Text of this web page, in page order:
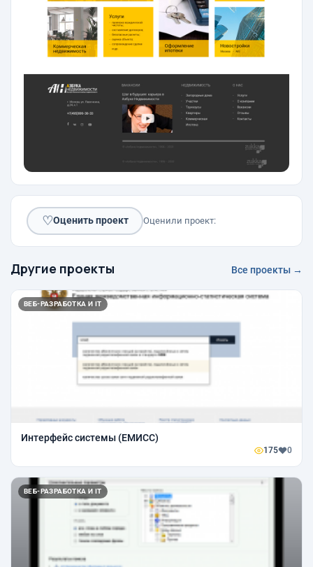
♡Оценить проект Оценили проект:
Другие проекты Все проекты →
ВЕБ-РАЗРАБОТКА И IT
Интерфейс системы (ЕМИСС)
175 0
ВЕБ-РАЗРАБОТКА И IT